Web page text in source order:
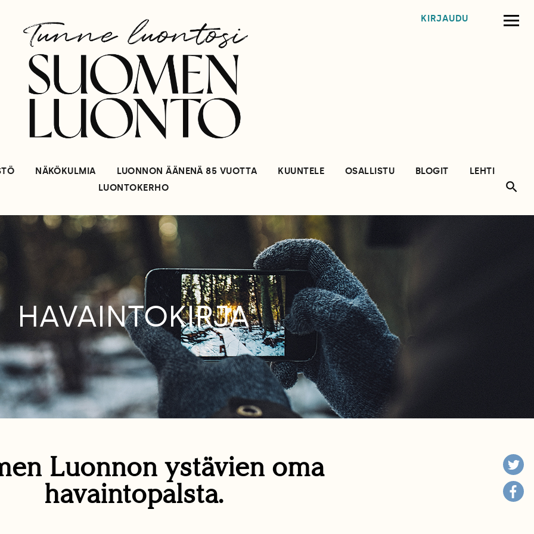
KIRJAUDU
NÄKÖKULMIA LUONNON ÄÄNENÄ 85 VUOTTA KUUNTELE OSALLISTU BLOGIT
LEHTI
LUONTOKERHO
HAVAINTOKIRJA
Luonnon ystävien oma
havaintopalsta.